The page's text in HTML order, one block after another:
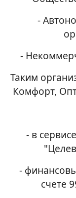
-
-
Таким
Комфорт,
- в
-
счете